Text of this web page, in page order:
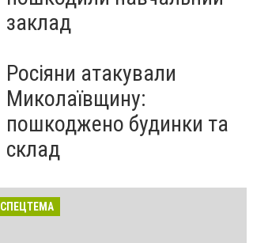
заклад
Росіяни атакували
Миколаївщину:
пошкоджено будинки та
склад
СПЕЦТЕМА